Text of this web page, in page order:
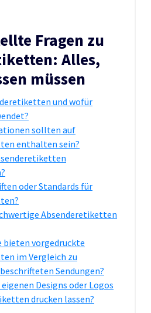
Fragen zu
Alles,
müssen
und wofür
sollten auf
enthalten sein?
oder Standards für
Absenderetiketten
bieten vorgedruckte
im Vergleich zu
Sendungen?
Designs oder Logos
drucken lassen?